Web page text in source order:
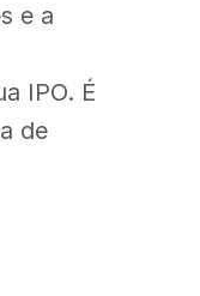
e a
IPO. É
de